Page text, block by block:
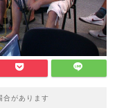
合があります